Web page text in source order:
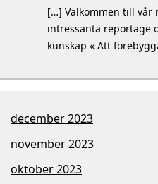
[…] Välkommen till vår
intressanta reportage
kunskap « Att
december 2023
november 2023
oktober 2023